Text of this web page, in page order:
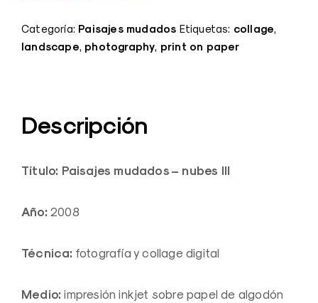
Categoría: Paisajes mudados Etiquetas: collage,
landscape, photography, print on paper
Descripción
Título: Paisajes mudados – nubes III
Año: 2008
Técnica: fotografía y collage digital
Medio: impresión inkjet sobre papel de algodón